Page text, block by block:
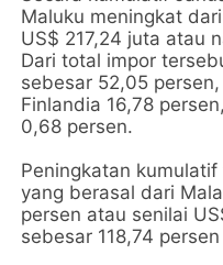
Maluku meningkat
US$ 217,24 juta atau
Dari total impor
sebesar 52,05
Finlandia 16,78
0,68 persen.
Peningkatan
yang berasal dari
persen atau senilai
sebesar 118,74